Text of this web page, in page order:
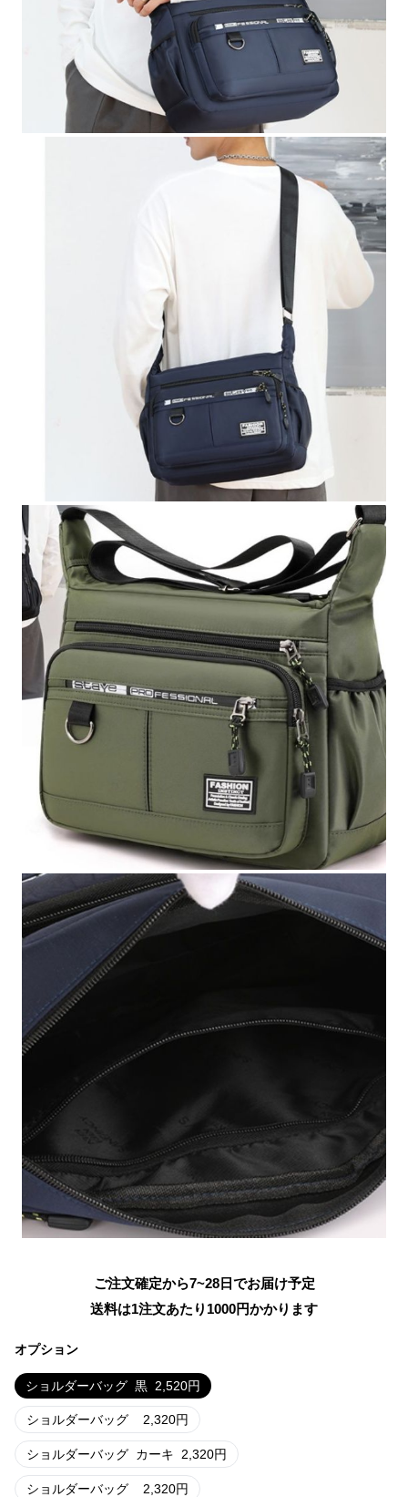
ご注文確定から7~28日でお届け予定
送料は1注文あたり 1000円かかります
オプション
ショルダーバッグ 黒 2,520円
ショルダーバッグ 2,320円
ショルダーバッグ カーキ 2,320円
ショルダーバッグ 2,320円